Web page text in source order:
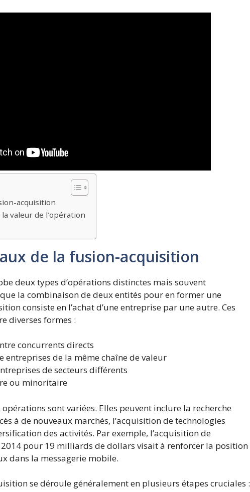
acquisition
valeur de l’opération
de la fusion-acquisition
deux types d’opérations distinctes mais souvent
la combinaison de deux entités pour en former une
consiste en l’achat d’une entreprise par une autre. Ces
diverses formes :
concurrents directs
entreprises de la même chaîne de valeur
de secteurs différents
ou minoritaire
sont variées. Elles peuvent inclure la recherche
à de nouveaux marchés, l’acquisition de technologies
des activités. Par exemple, l’acquisition de
pour 19 milliards de dollars visait à renforcer la position
dans la messagerie mobile.
se déroule généralement en plusieurs étapes cruciales :